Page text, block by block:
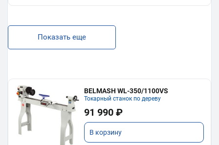
Показать еще
BELMASH WL-350/1100VS
Токарный станок по дереву
91 990 ₽
В корзину